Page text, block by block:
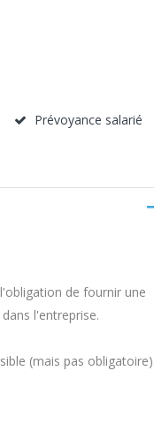
Prévoyance salarié
de fournir une
l'entreprise.
(mais pas obligatoire).